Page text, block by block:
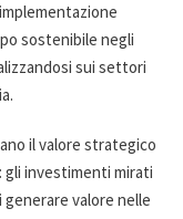
sostenibile negli
sui settori
il valore strategico
investimenti mirati
generare valore nelle